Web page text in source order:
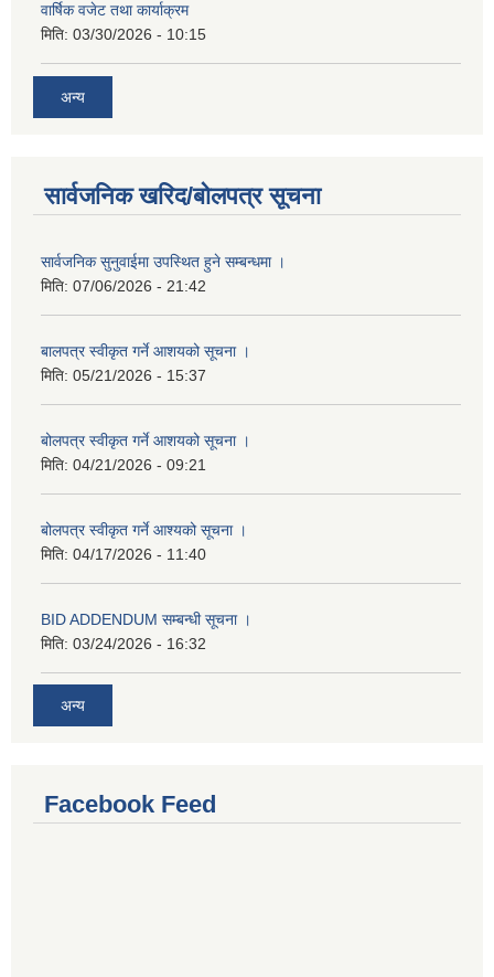
वार्षिक वजेट तथा कार्याक्रम
मिति: 03/30/2026 - 10:15
अन्य
सार्वजनिक खरिद/बोलपत्र सूचना
सार्वजनिक सुनुवाईमा उपस्थित हुने सम्बन्धमा ।
मिति: 07/06/2026 - 21:42
बालपत्र स्वीकृत गर्ने आशयको सूचना ।
मिति: 05/21/2026 - 15:37
बोलपत्र स्वीकृत गर्ने आशयको सूचना ।
मिति: 04/21/2026 - 09:21
बोलपत्र स्वीकृत गर्ने आश्यको सूचना ।
मिति: 04/17/2026 - 11:40
BID ADDENDUM सम्बन्धी सूचना ।
मिति: 03/24/2026 - 16:32
अन्य
Facebook Feed